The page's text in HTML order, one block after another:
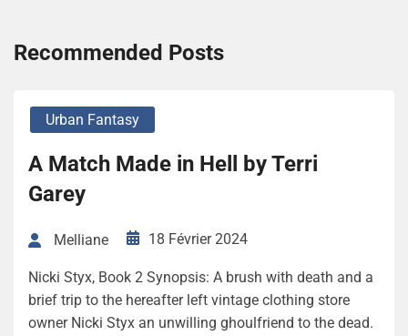
Recommended Posts
Urban Fantasy
A Match Made in Hell by Terri
Garey
Melliane 18 Février 2024
Nicki Styx, Book 2 Synopsis: A brush with death and a
brief trip to the hereafter left vintage clothing store
owner Nicki Styx an unwilling ghoulfriend to the dead.